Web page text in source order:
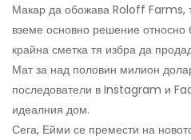
Макар да обожава Roloff Farms,
вземе основно решение
крайна сметка тя избра да
Мат за над половин милион
последователи в Instagram и
идеалния дом.
Сега, Ейми се премести на